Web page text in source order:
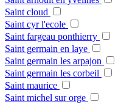
Saint cloud
Saint cyr l'ecole
Saint fargeau ponthierry
Saint germain en laye
Saint germain les arpajon
Saint germain les corbeil
Saint maurice
Saint michel sur orge